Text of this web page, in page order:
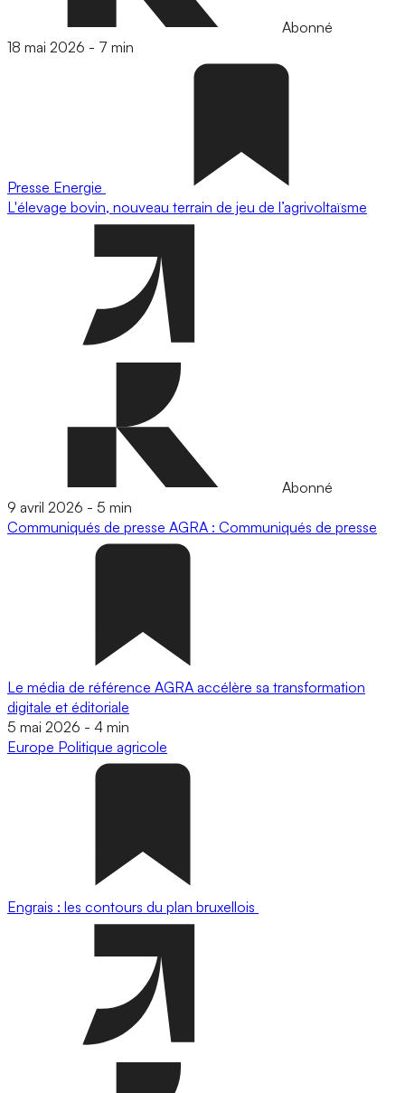
Abonné
18 mai 2026 - 7 min
Presse Energie
L'élevage bovin, nouveau terrain de jeu de l’agrivoltaïsme
Abonné
9 avril 2026 - 5 min
Communiqués de presse AGRA : Communiqués de presse
Le média de référence AGRA accélère sa transformation
digitale et éditoriale
5 mai 2026 - 4 min
Europe Politique agricole
Engrais : les contours du plan bruxellois